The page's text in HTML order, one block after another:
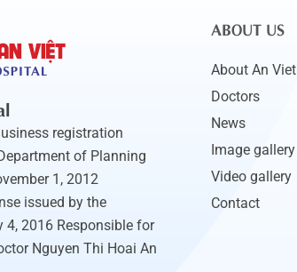
registration
of Planning
1, 2012
issued by the
4, 2016 Responsible for
Nguyen Thi Hoai An
ABOUT US
About An Viet
Doctors
News
Image gallery
Video gallery
Contact